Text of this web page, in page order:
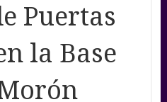
Puertas
la Base